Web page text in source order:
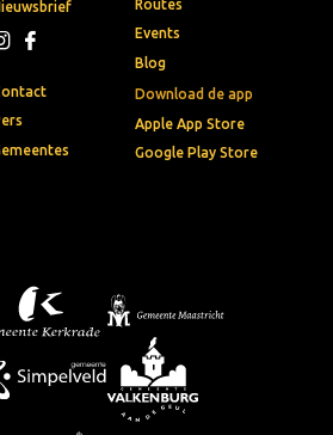
Download de app
Apple App Store
Google Play Store
Routes
Events
Blog